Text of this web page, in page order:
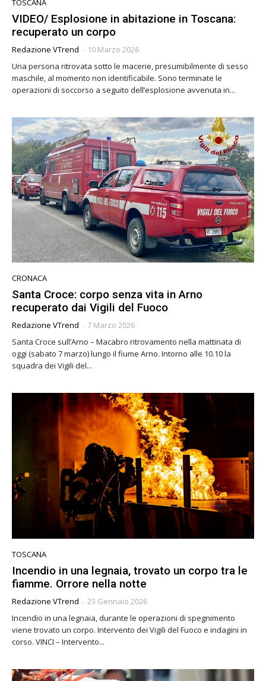
VIDEO/ Esplosione in abitazione in Toscana:
recuperato un corpo
Redazione VTrend - 10 Marzo 2026
Una persona ritrovata sotto le macerie, presumibilmente di sesso
maschile, al momento non identificabile. Sono terminate le
operazioni di soccorso a seguito dell’esplosione avvenuta in...
CRONACA
Santa Croce: corpo senza vita in Arno
recuperato dai Vigili del Fuoco
Redazione VTrend - 7 Marzo 2026
Santa Croce sull’Arno – Macabro ritrovamento nella mattinata di
oggi (sabato 7 marzo) lungo il fiume Arno. Intorno alle 10.10 la
squadra dei Vigili del...
TOSCANA
Incendio in una legnaia, trovato un corpo tra le
fiamme. Orrore nella notte
Redazione VTrend - 23 Gennaio 2026
Incendio in una legnaia, durante le operazioni di spegnimento
viene trovato un corpo. Intervento dei Vigili del Fuoco e indagini in
corso. VINCI – Intervento...